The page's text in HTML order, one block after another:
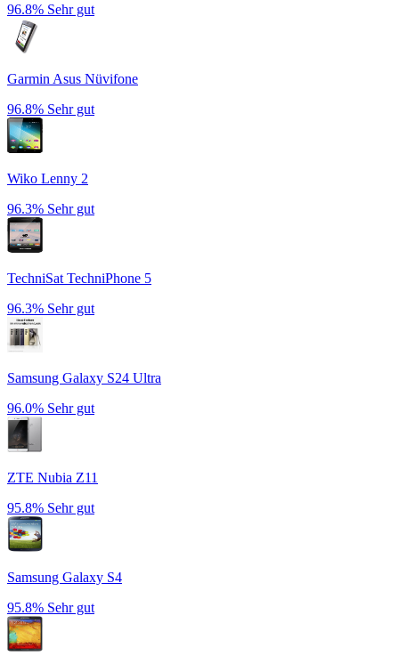
96.8% Sehr gut
Garmin Asus Nüvifone
96.8% Sehr gut
Wiko Lenny 2
96.3% Sehr gut
TechniSat TechniPhone 5
96.3% Sehr gut
Samsung Galaxy S24 Ultra
96.0% Sehr gut
ZTE Nubia Z11
95.8% Sehr gut
Samsung Galaxy S4
95.8% Sehr gut